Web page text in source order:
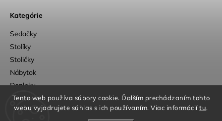
Tento web používa súbory cookie. Ďalším prechádzaním tohto
webu vyjadrujete súhlas s ich používaním. Viac informáciítu.
Kategórie
Sedačky
Stolíky
Stoličky
Nábytok
Doplnky
Outlet